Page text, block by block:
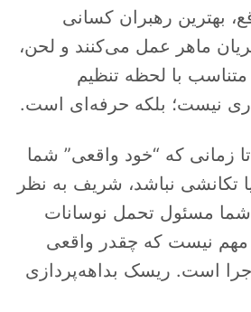
بهترین رهبران کسانی
ماهر عمل می‌کنند و لحن،
متناسب با لحظه تنظیم
نیست؛ بلکه حرفه‌ای است.
زمانی که “خود واقعی” شما
تکانشی نباشد، شریف به نظر
مسئول تحمل نوسانات
مهم نیست که چقدر واقعی
است. ریسک بداهه‌پردازی